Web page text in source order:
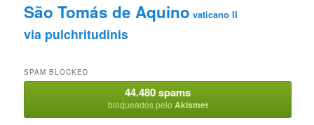
São Tomás de Aquino vaticano II
via pulchritudinis
SPAM BLOCKED
44.480 spams
bloqueados pelo Akismet